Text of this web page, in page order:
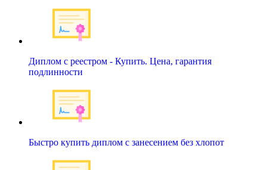
Диплом с реестром - Купить. Цена, гарантия
подлинности
Быстро купить диплом с занесением без хлопот